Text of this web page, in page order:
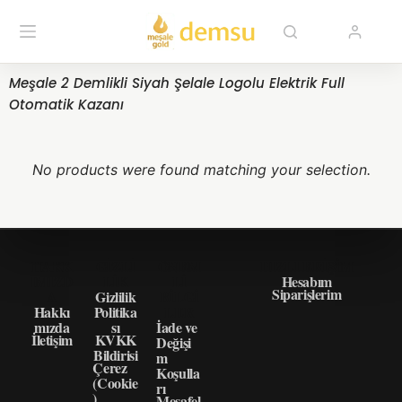
Meşale 2 Demlikli Siyah Şelale Logolu Elektrik Full
Otomatik Kazanı
No products were found matching your selection.
Hakkı
mızda
İletişim
Gizlilik
Politika
sı
KVKK
Bildirisi
Çerez
(Cookie
İade ve
Değişi
m
Koşulla
rı
Hesabım
Siparişlerim